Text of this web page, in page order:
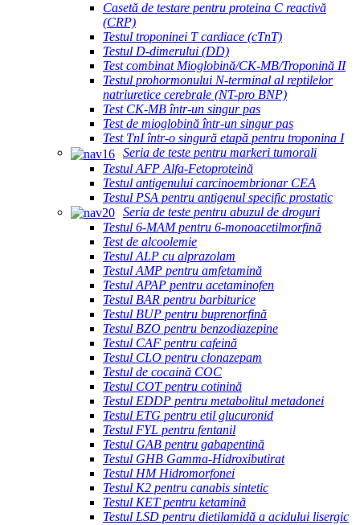
Casetă de testare pentru proteina C reactivă
(CRP)
Testul troponinei T cardiace (cTnT)
Testul D-dimerului (DD)
Test combinat Mioglobină/CK-MB/Troponină II
Testul prohormonului N-terminal al reptilelor
natriuretice cerebrale (NT-pro BNP)
Test CK-MB într-un singur pas
Test de mioglobină într-un singur pas
Test TnI într-o singură etapă pentru troponina I
Seria de teste pentru markeri tumorali
Testul AFP Alfa-Fetoproteină
Testul antigenului carcinoembrionar CEA
Testul PSA pentru antigenul specific prostatic
Seria de teste pentru abuzul de droguri
Testul 6-MAM pentru 6-monoacetilmorfină
Test de alcoolemie
Testul ALP cu alprazolam
Testul AMP pentru amfetamină
Testul APAP pentru acetaminofen
Testul BAR pentru barbiturice
Testul BUP pentru buprenorfină
Testul BZO pentru benzodiazepine
Testul CAF pentru cafeină
Testul CLO pentru clonazepam
Testul de cocaină COC
Testul COT pentru cotinină
Testul EDDP pentru metabolitul metadonei
Testul ETG pentru etil glucuronid
Testul FYL pentru fentanil
Testul GAB pentru gabapentină
Testul GHB Gamma-Hidroxibutirat
Testul HM Hidromorfonei
Testul K2 pentru canabis sintetic
Testul KET pentru ketamină
Testul LSD pentru dietilamidă a acidului lisergic